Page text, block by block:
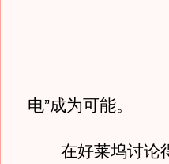
电”成为可能。
在好莱坞讨论得